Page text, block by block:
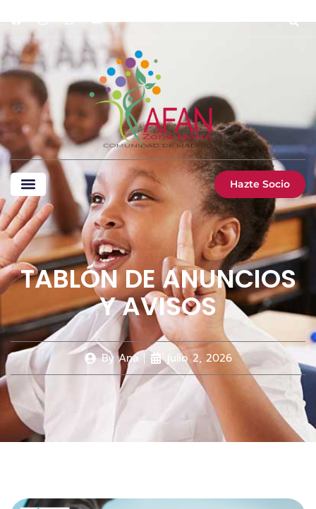
Hazte Socio
TABLÓN DE ANUNCIOS
Y AVISOS
ByAna julio 2, 2026